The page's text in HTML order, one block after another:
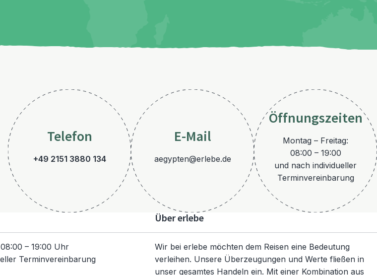
Telefon
+49 2151 3880 134
E-Mail
aegypten@erlebe.de
Öffnungszeiten
Montag – Freitag:
08:00 – 19:00
und nach individueller
Terminvereinbarung
– 19:00 Uhr
Terminvereinbarung
Über erlebe
Wir bei erlebe möchten dem Reisen eine Bedeutung
verleihen. Unsere Überzeugungen und Werte fließen in
unser gesamtes Handeln ein. Mit einer Kombination aus